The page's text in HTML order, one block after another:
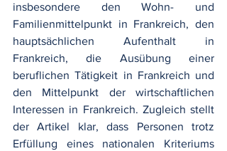
insbesondere den Wohn- und
Familienmittelpunkt in Frankreich, den
hauptsächlichen Aufenthalt in
Frankreich, die Ausübung einer
beruflichen Tätigkeit in Frankreich und
den Mittelpunkt der wirtschaftlichen
Interessen in Frankreich. Zugleich stellt
der Artikel klar, dass Personen trotz
Erfüllung eines nationalen Kriteriums